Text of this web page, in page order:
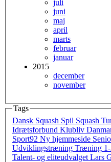
juli
juni
maj
april
marts
februar
januar
2015
december
november
Tags
Dansk Squash Spil Squash
Idrætsforbund Klubliv
Sport92 Ny hjemmeside
Udviklingstræning Træning
Talent- og eliteudvalget Lars